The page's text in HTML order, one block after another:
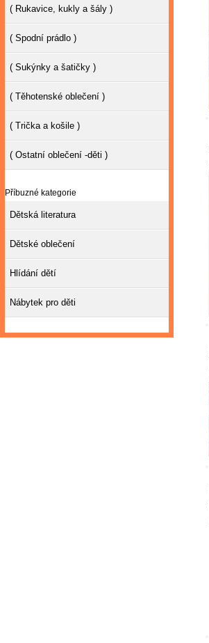
( Rukavice, kukly a šály )
( Spodní prádlo )
( Sukýnky a šatičky )
( Těhotenské oblečení )
( Trička a košile )
( Ostatní oblečení -děti )
Příbuzné kategorie
Dětská literatura
Dětské oblečení
Hlídání dětí
Nábytek pro děti